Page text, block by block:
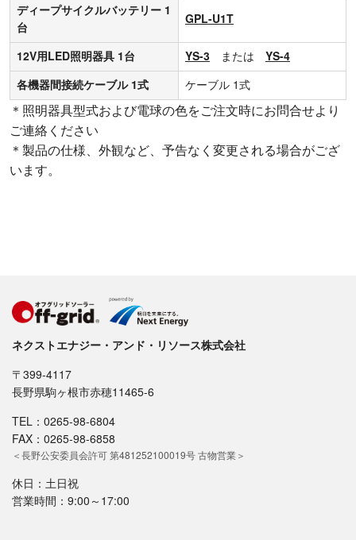
ディープサイクルバッテリー 1
台
GPL-U1T
12V用LED照明器具 1台 YS-3 または YS-4
各機器間接続ケーブル 1式
ケーブル 1式
＊照明器具型式および電球の色をご注文時にお問合せより
ご連絡ください
＊製品の仕様、外観など、予告なく変更される場合がござ
います。
ネクストエナジー・アンド・リソース株式会社
〒399-4117
長野県駒ヶ根市赤穂11465-6
TEL：0265-98-6804
FAX：0265-98-6858
＜長野公安委員会許可 第481252100019号 古物営業＞
休日：土日祝
営業時間：9:00～17:00